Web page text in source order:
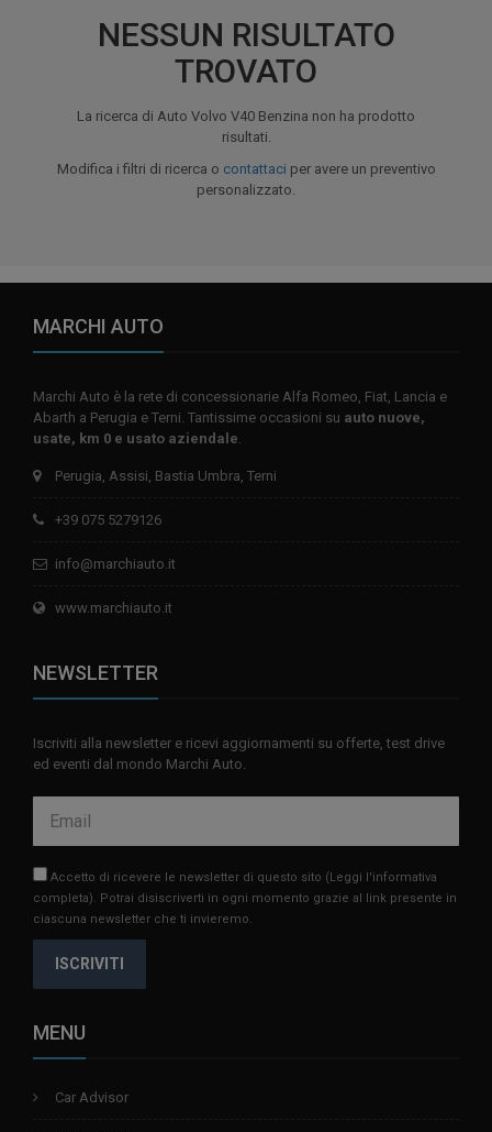
NESSUN RISULTATO
TROVATO
La ricerca di Auto Volvo V40 Benzina non ha prodotto
risultati.
Modifica i filtri di ricerca o contattaci per avere un preventivo
personalizzato.
MARCHI AUTO
Marchi Auto è la rete di concessionarie Alfa Romeo, Fiat, Lancia e
Abarth a Perugia e Terni. Tantissime occasioni su auto nuove,
usate, km 0 e usato aziendale.
Perugia, Assisi, Bastia Umbra, Terni
+39 075 5279126
info@marchiauto.it
www.marchiauto.it
NEWSLETTER
Iscriviti alla newsletter e ricevi aggiornamenti su offerte, test drive
ed eventi dal mondo Marchi Auto.
Accetto di ricevere le newsletter di questo sito (Leggi l'informativa
completa). Potrai disiscriverti in ogni momento grazie al link presente in
ciascuna newsletter che ti invieremo.
ISCRIVITI
MENU
Car Advisor